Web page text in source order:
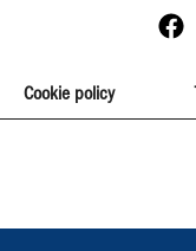
Cookie policy